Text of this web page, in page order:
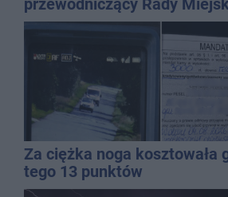
dyrektor SP 14
Za ciężka noga kosztowała
tego 13 punktów